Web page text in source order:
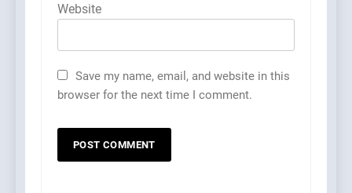
Website
Save my name, email, and website in this
browser for the next time I comment.